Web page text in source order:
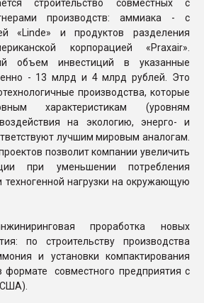
строительство совместных с
производств: аммиака - с
«Linde» и продуктов разделения
корпорацией «Praxair».
объем инвестиций в указанные
- 13 млрд и 4 млрд рублей. Это
производства, которые
характеристикам (уровням
на экологию, энерго- и
лучшим мировым аналогам.
позволит компании увеличить
при уменьшении потребления
техногенной нагрузки на окружающую
проработка новых
по строительству производства
и установки компактирования
совместного предприятия с